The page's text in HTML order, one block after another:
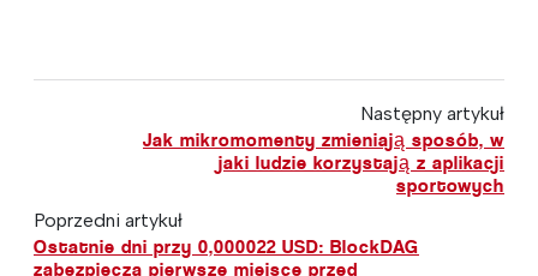
Następny artykuł
Jak mikromomenty zmieniają sposób, w
jaki ludzie korzystają z aplikacji
sportowych
Poprzedni artykuł
Ostatnie dni przy 0,000022 USD: BlockDAG
zabezpiecza pierwsze miejsce przed